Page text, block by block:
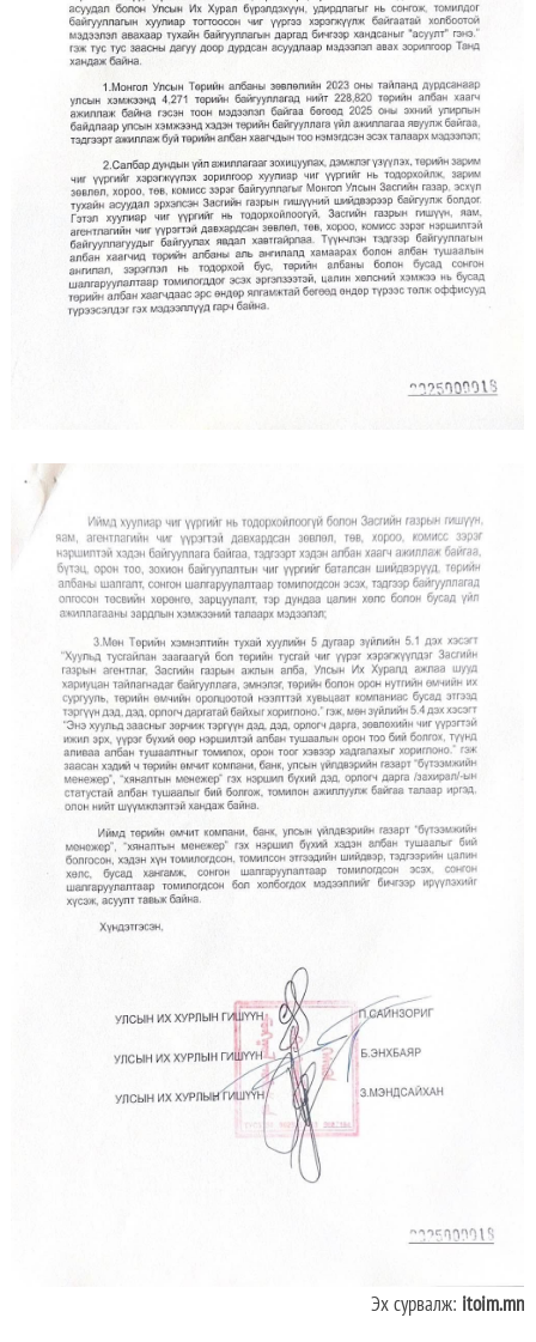
Эх сурвалж: itoim.mn